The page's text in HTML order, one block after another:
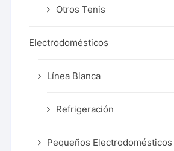
Otros Tenis
Electrodomésticos
Línea Blanca
Refrigeración
Pequeños Electrodomésticos